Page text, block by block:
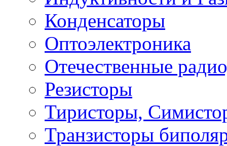
Конденсаторы
Оптоэлектроника
Отечественные
Резисторы
Тиристоры,
Транзисторы